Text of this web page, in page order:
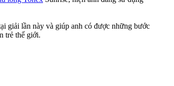
giải lần này và giúp anh có được những bước
trẻ thế giới.